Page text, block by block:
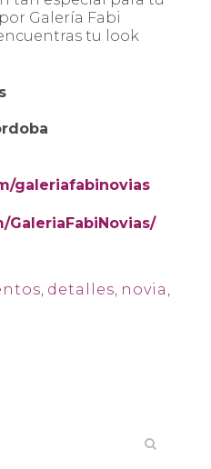
Galería Fabi
tu look
galeriafabinovias
detalles novia